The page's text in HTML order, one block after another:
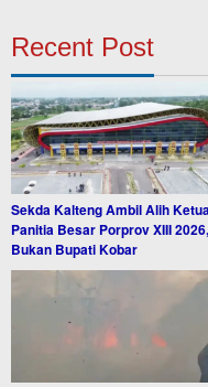
Recent Post
Sekda Kalteng Ambil Alih
Panitia Besar Porprov XIII 2026,
Bukan Bupati Kobar